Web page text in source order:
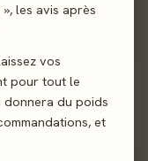
les avis après
vos
pour tout le
du poids
et
Observation
30 décembre 2022
Dujardin